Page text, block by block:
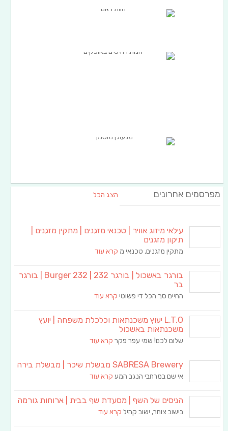
מפרסמים אחרונים הצג הכל
עילאי מיזוג אוויר | טכנאי מזגנים | מתקין מזגנים |
תיקון מזגנים
מתקין מזגנים, טכנאי מ קרא עוד
בורגר באשכול | בורגר 232 | Burger 232 | בורגר
בר
החיים סך הכל די פשוטי קרא עוד
L.T.O יעוץ משכנתאות וכלכלת משפחה | יועץ
משכנתאות באשכול
שלום לכם! שמי עפר פקר קרא עוד
SABRESA Brewery מבשלת שיכר | מבשלת בירה
אי שם במרחבי הנגב המע קרא עוד
הניסים של השף | מסעדת שף בבית | ארוחות גורמה
בישוב צוחר, ישוב קהיל קרא עוד